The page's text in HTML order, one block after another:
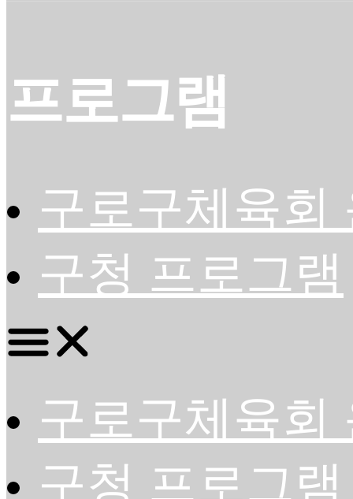
프로그램
구로구체육회
구청 프로그램
구로구체육회
구청 프로그램